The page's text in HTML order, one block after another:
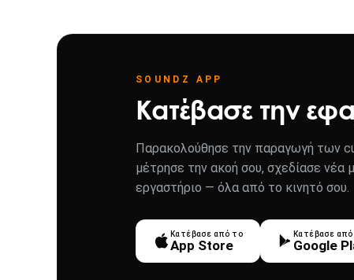
SOUNDZ APP
Κατέβασε την
Παρακολούθησε την παραγωγή των
μέτρησε την ακοή σου, σχεδίασε νέα
εργαστήριο — όλα από το κινητό σου.
Κατέβασε από το
App Store
Κατέβασε
Google